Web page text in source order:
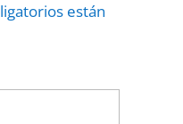
están